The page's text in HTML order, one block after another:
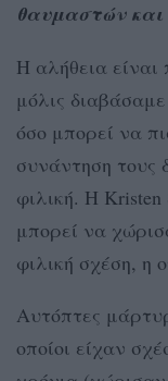
θαυμαστών και
Η αλήθεια
μόλις
όσο μπορεί να
συνάντηση τους
φιλική. Η Kristen
μπορεί να
φιλική σχέση, η
Αυτόπτες
οποίοι είχαν